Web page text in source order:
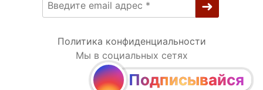
Политика конфиденциальности
Мы в социальных сетях
Подписывайся